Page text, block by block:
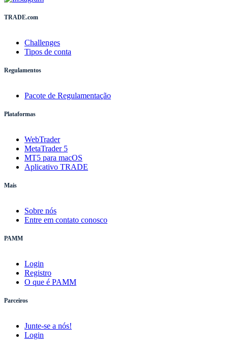
TRADE.com
Challenges
Tipos de conta
Regulamentos
Pacote de Regulamentação
Plataformas
WebTrader
MetaTrader 5
MT5 para macOS
Aplicativo TRADE
Mais
Sobre nós
Entre em contato conosco
PAMM
Login
Registro
O que é PAMM
Parceiros
Junte-se a nós!
Login